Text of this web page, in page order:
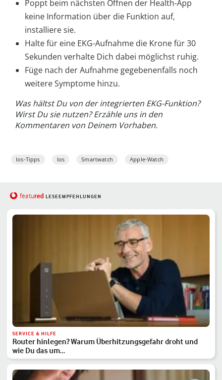
Poppt beim nächsten Öffnen der Health-App
keine Information über die Funktion auf,
installiere sie.
Halte für eine EKG-Aufnahme die Krone für 30
Sekunden verhalte Dich dabei möglichst ruhig.
Füge nach der Aufnahme gegebenenfalls noch
weitere Symptome hinzu.
Was hältst Du von der integrierten EKG-Funktion?
Wirst Du sie nutzen? Erzähle uns in den
Kommentaren von Deinem Vorhaben.
Ios-Tipps Ios Smartwatch Apple-Watch
featured LESEEMPFEHLUNGEN
SERVICE & HILFE
Router hinlegen? Warum Überhitzungsgefahr droht und
wie Du das um…